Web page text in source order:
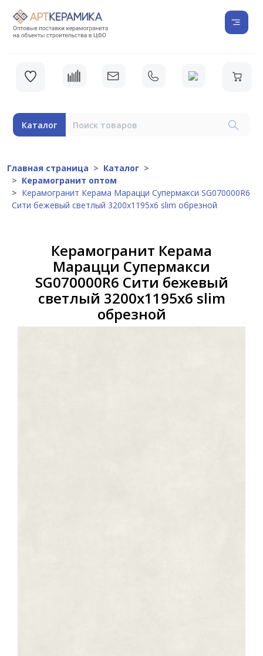
Каталог
Главная страница
Каталог
Керамогранит оптом
Керамогранит Керама Марацци Супермакси SG070000R6
Сити бежевый светлый 3200x1195x6 slim обрезной
Керамогранит Керама
Марацци Супермакси
SG070000R6 Сити бежевый
светлый 3200x1195x6 slim
обрезной